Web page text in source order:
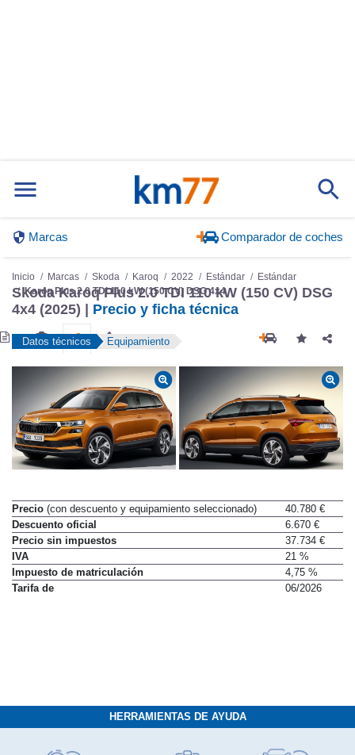
Marcas Comparador de coches
Inicio Marcas Skoda Karoq 2022 Estándar
Estándar
Karoq Plus 2.0 TDI 110 kW (150 CV) DSG 4x4
Skoda Karoq Plus 2.0 TDI 110 kW (150 CV) DSG
4x4 (2025) | Precio y ficha técnica
Datos técnicos Equipamiento
Precio (con descuento y equipamiento seleccionado)
40.780 €
Descuento oficial
6.670 €
Precio sin impuestos
37.734 €
IVA
21 %
Impuesto de matriculación
4,75 %
Tarifa de
06/2026
HERRAMIENTAS DE AYUDA